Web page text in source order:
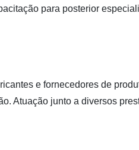
para posterior
e fornecedores de
Atuação junto a diversos